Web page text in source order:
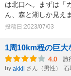
は北口へ。まずは「
ん、森と湖しか見え
投稿日:2023/07/03
1周10km程の巨大
4.0 旅
by akkii さん（男性） 石